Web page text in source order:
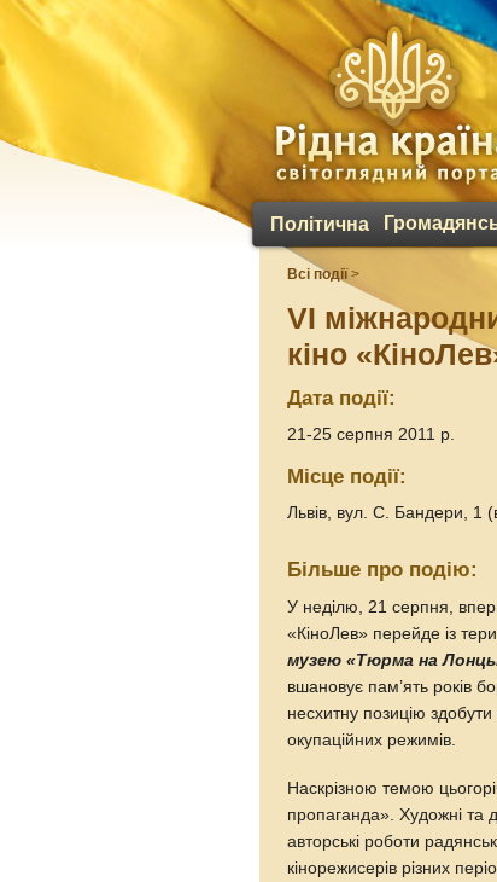
Політична
Всі події>
VI
кіно
Дата події:
21-25 серпня 2011 р.
Місце події:
Львів, вул. С. Бандери, 1
Більше про подію:
У неділю, 21 серпня,
«КіноЛев» перейде із
музею «Тюрма на
вшановує пам’ять років
несхитну позицію
окупаційних режимів.
Наскрізною темою
пропаганда». Художні та
авторські роботи
кінорежисерів різних